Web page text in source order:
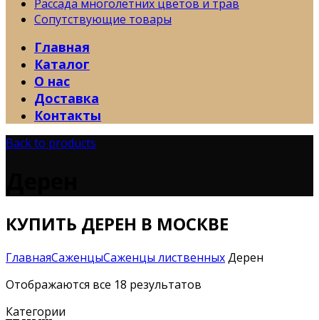
Рассада многолетних цветов и трав
Сопутствующие товары
Главная
Каталог
О нас
Доставка
Контакты
Back to products
КУПИТЬ ДЕРЕН В МОСКВЕ
ГлавнаяСаженцыСаженцы лиственныхДерен
Отображаются все 18 результатов
Категории